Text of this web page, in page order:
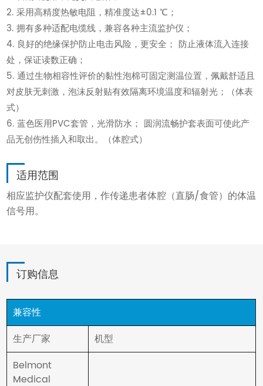
2. 采用高精度热敏电阻，精准度达±0.1 ℃；
3. 拥有多种适配电缆线，兼容各种主流监护仪；
4. 良好的绝缘保护防止电击风险，更安全； 防止液体流入连接
处，保证读数正确；
5. 通过生物相容性评价的黏性泡棉可固定测温位置，佩戴舒适且
对皮肤无刺激，泡沫反射贴有效隔离环境温度和辐射光；（体表
式）
6. 蓝色医用PVC套管，光滑防水； 圆润流畅护套表面可使此产
品无创伤性插入和取出。（体腔式）
适用范围
相应监护仪配套使用，作传递患者体腔（直肠/食管）的体温
信号用。
订购信息
兼容性
生产厂家
机型
Belmont
Medical